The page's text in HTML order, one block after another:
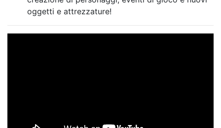
oggetti e attrezzature!